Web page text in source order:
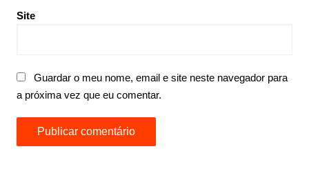
Site
Guardar o meu nome, email e site neste navegador para
a próxima vez que eu comentar.